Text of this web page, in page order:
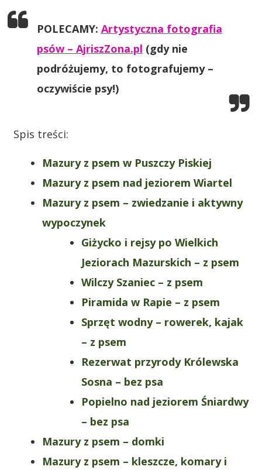
POLECAMY: Artystyczna fotografia
psów – AjriszZona.pl (gdy nie
podróżujemy, to fotografujemy –
oczywiście psy!)
Spis treści:
Mazury z psem w Puszczy Piskiej
Mazury z psem nad jeziorem Wiartel
Mazury z psem – zwiedzanie i aktywny
wypoczynek
Giżycko i rejsy po Wielkich
Jeziorach Mazurskich – z psem
Wilczy Szaniec – z psem
Piramida w Rapie – z psem
Sprzęt wodny – rowerek, kajak
– z psem
Rezerwat przyrody Królewska
Sosna – bez psa
Popielno nad jeziorem Śniardwy
– bez psa
Mazury z psem – domki
Mazury z psem – kleszcze, komary i